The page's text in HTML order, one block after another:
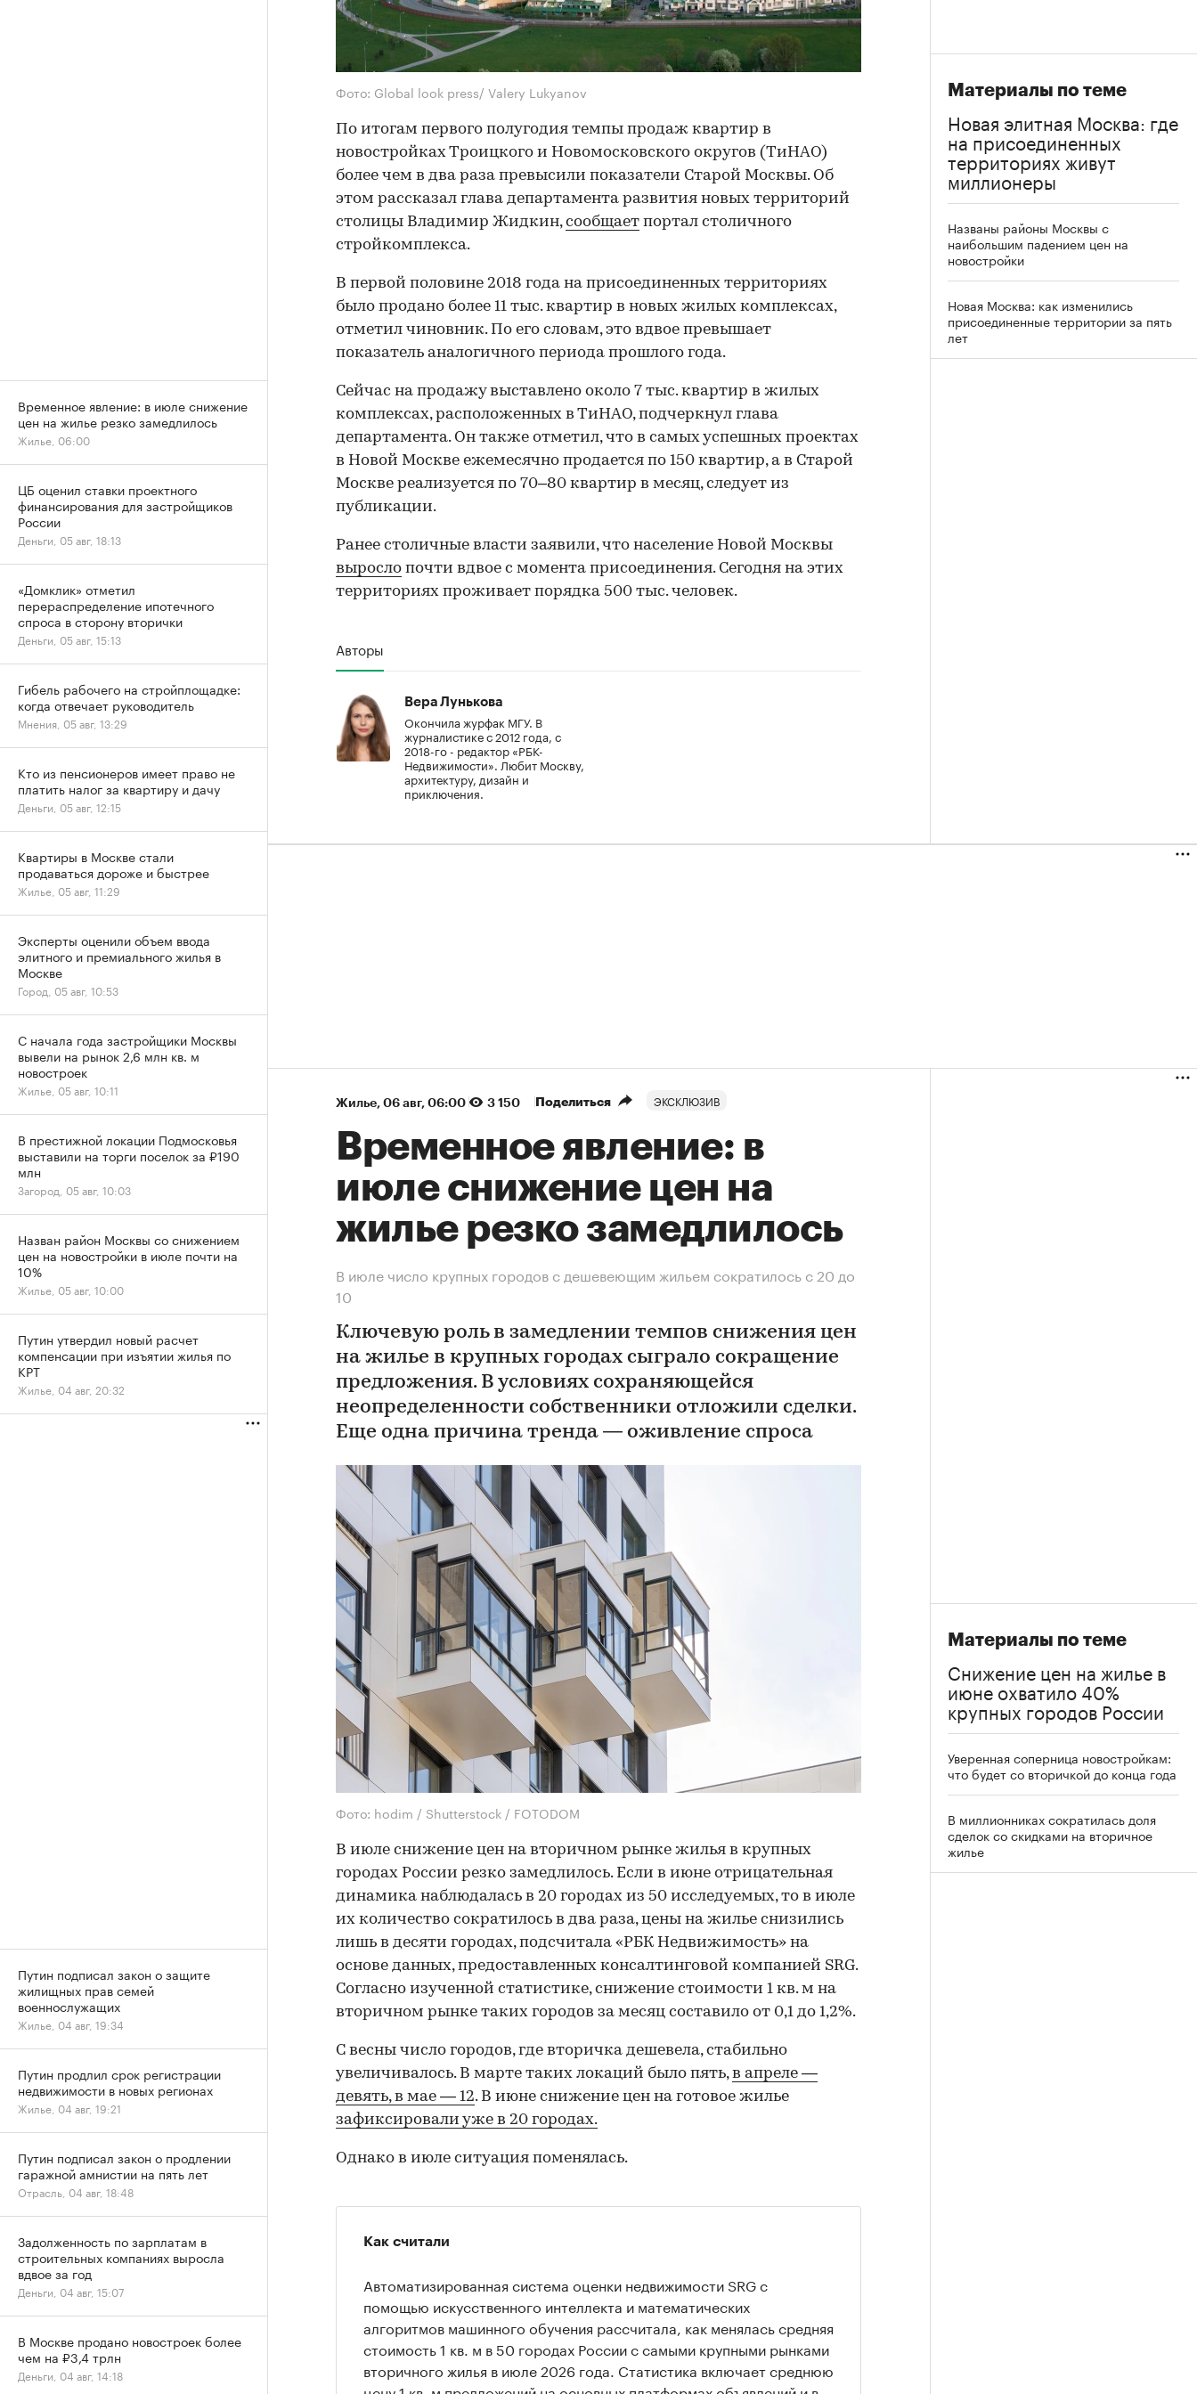
Фото: Global look press/ Valery Lukyanov
По итогам первого полугодия темпы продаж квартир в
новостройках Троицкого и Новомосковского округов (ТиНАО)
более чем в два раза превысили показатели Старой Москвы. Об
этом рассказал глава департамента развития новых территорий
столицы Владимир Жидкин,сообщает портал столичного
стройкомплекса.
В первой половине 2018 года на присоединенных территориях
было продано более 11 тыс. квартир в новых жилых комплексах,
отметил чиновник. По его словам, это вдвое превышает
показатель аналогичного периода прошлого года.
Сейчас на продажу выставлено около 7 тыс. квартир в жилых
комплексах, расположенных в ТиНАО, подчеркнул глава
департамента. Он также отметил, что в самых успешных проектах
в Новой Москве ежемесячно продается по 150 квартир, а в Старой
Москве реализуется по 70–80 квартир в месяц, следует из
публикации.
Ранее столичные власти заявили, что население Новой Москвы
выросло почти вдвое с момента присоединения. Сегодня на этих
территориях проживает порядка 500 тыс. человек.
Авторы
Вера Лунькова
Окончила журфак МГУ. В
журналистике с 2012 года, с
2018-го - редактор «РБК-
Недвижимости». Любит Москву,
архитектуру, дизайн и
приключения.
Материалы по теме
Новая элитная Москва: где
на присоединенных
территориях живут
миллионеры
Названы районы Москвы с
наибольшим падением цен на
новостройки
Новая Москва: как изменились
присоединенные территории за пять
лет
Жилье⁠, 06 авг, 06:00 3 150 Поделиться ЭКСКЛЮЗИВ
Временное явление: в
июле снижение цен на
жилье резко замедлилось
В июле число крупных городов с дешевеющим жильем сократилось с 20 до
10
Ключевую роль в замедлении темпов снижения цен
на жилье в крупных городах сыграло сокращение
предложения. В условиях сохраняющейся
неопределенности собственники отложили сделки.
Еще одна причина тренда — оживление спроса
Фото: hodim / Shutterstock / FOTODOM
В июле снижение цен на вторичном рынке жилья в крупных
городах России резко замедлилось. Если в июне отрицательная
динамика наблюдалась в 20 городах из 50 исследуемых, то в июле
их количество сократилось в два раза, цены на жилье снизились
лишь в десяти городах, подсчитала «РБК Недвижимость» на
основе данных, предоставленных консалтинговой компанией SRG.
Согласно изученной статистике, снижение стоимости 1 кв. м на
вторичном рынке таких городов за месяц составило от 0,1 до 1,2%.
С весны число городов, где вторичка дешевела, стабильно
увеличивалось. В марте таких локаций было пять,в апреле —
девять,в мае — 12. В июне снижение цен на готовое жилье
зафиксировали уже в 20 городах.
Однако в июле ситуация поменялась.
Как считали
Автоматизированная система оценки недвижимости SRG с
помощью искусственного интеллекта и математических
алгоритмов машинного обучения рассчитала, как менялась средняя
стоимость 1 кв. м в 50 городах России с самыми крупными рынками
вторичного жилья в июле 2026 года. Статистика включает среднюю
Материалы по теме
Снижение цен на жилье в
июне охватило 40%
крупных городов России
Уверенная соперница новостройкам:
что будет со вторичкой до конца года
В миллионниках сократилась доля
сделок со скидками на вторичное
жилье
Временное явление: в июле снижение
цен на жилье резко замедлилось
Жилье, 06:00
ЦБ оценил ставки проектного
финансирования для застройщиков
России
Деньги, 05 авг, 18:13
«Домклик» отметил
перераспределение ипотечного
спроса в сторону вторички
Деньги, 05 авг, 15:13
Гибель рабочего на стройплощадке:
когда отвечает руководитель
Мнения, 05 авг, 13:29
Кто из пенсионеров имеет право не
платить налог за квартиру и дачу
Деньги, 05 авг, 12:15
Квартиры в Москве стали
продаваться дороже и быстрее
Жилье, 05 авг, 11:29
Эксперты оценили объем ввода
элитного и премиального жилья в
Москве
Город, 05 авг, 10:53
С начала года застройщики Москвы
вывели на рынок 2,6 млн кв. м
новостроек
Жилье, 05 авг, 10:11
В престижной локации Подмосковья
выставили на торги поселок за ₽190
млн
Загород, 05 авг, 10:03
Назван район Москвы со снижением
цен на новостройки в июле почти на
10%
Жилье, 05 авг, 10:00
Путин утвердил новый расчет
компенсации при изъятии жилья по
КРТ
Жилье, 04 авг, 20:32
Путин подписал закон о защите
жилищных прав семей
военнослужащих
Жилье, 04 авг, 19:34
Путин продлил срок регистрации
недвижимости в новых регионах
Жилье, 04 авг, 19:21
Путин подписал закон о продлении
гаражной амнистии на пять лет
Отрасль, 04 авг, 18:48
Задолженность по зарплатам в
строительных компаниях выросла
вдвое за год
Деньги, 04 авг, 15:07
В Москве продано новостроек более
чем на ₽3,4 трлн
Деньги, 04 авг, 14:18